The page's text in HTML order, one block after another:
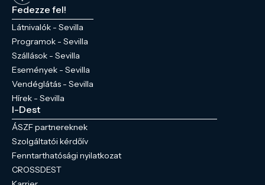
Fedezze fel!
Látnivalók - Sevilla
Programok - Sevilla
Szállások - Sevilla
Események - Sevilla
Vendéglátás - Sevilla
Hírek - Sevilla
I-Dest
ÁSZF partnereknek
Szolgáltatói kérdőív
Fenntarthatósági nyilatkozat
CROSSDEST